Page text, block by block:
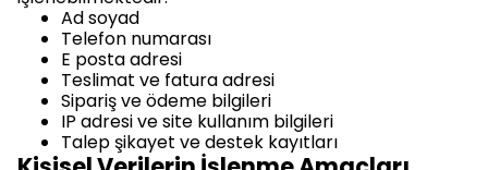
Ad soyad
Telefon numarası
E posta adresi
Teslimat ve fatura adresi
Sipariş ve ödeme bilgileri
IP adresi ve site kullanım bilgileri
Talep şikayet ve destek kayıtları